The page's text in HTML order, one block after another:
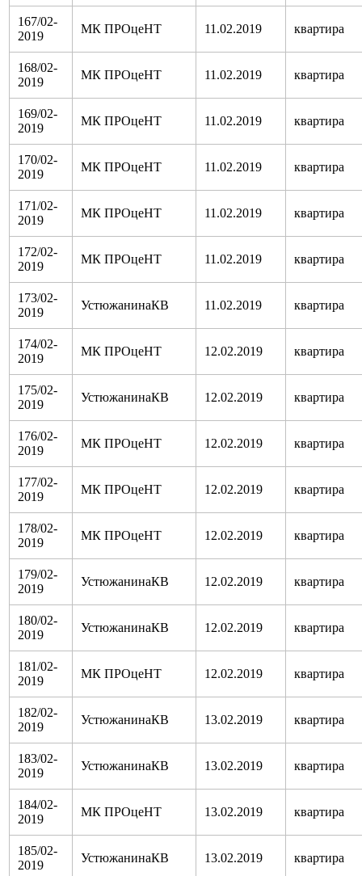
167/02-
2019
МК ПРОцеНТ 11.02.2019 квартира
168/02-
2019
МК ПРОцеНТ 11.02.2019 квартира
169/02-
2019
МК ПРОцеНТ 11.02.2019 квартира
170/02-
2019
МК ПРОцеНТ 11.02.2019 квартира
171/02-
2019
МК ПРОцеНТ 11.02.2019 квартира
172/02-
2019
МК ПРОцеНТ 11.02.2019 квартира
173/02-
2019
УстюжанинаКВ 11.02.2019 квартира
174/02-
2019
МК ПРОцеНТ 12.02.2019 квартира
175/02-
2019
УстюжанинаКВ 12.02.2019 квартира
176/02-
2019
МК ПРОцеНТ 12.02.2019 квартира
177/02-
2019
МК ПРОцеНТ 12.02.2019 квартира
178/02-
2019
МК ПРОцеНТ 12.02.2019 квартира
179/02-
2019
УстюжанинаКВ 12.02.2019 квартира
180/02-
2019
УстюжанинаКВ 12.02.2019 квартира
181/02-
2019
МК ПРОцеНТ 12.02.2019 квартира
182/02-
2019
УстюжанинаКВ 13.02.2019 квартира
183/02-
2019
УстюжанинаКВ 13.02.2019 квартира
184/02-
2019
МК ПРОцеНТ 13.02.2019 квартира
185/02-
2019
УстюжанинаКВ 13.02.2019 квартира